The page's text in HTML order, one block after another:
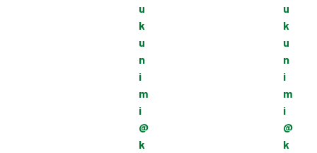
u
k
u
n
i
m
i
@
k
u
k
u
n
i
m
i
@
k